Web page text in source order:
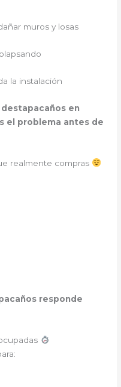
muros y losas
la instalación
en
el problema antes de
realmente compras
responde